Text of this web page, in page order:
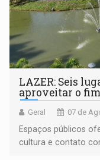
LAZER: Seis
aproveitar o
Geral 07 de
Espaços públicos
cultura e contato